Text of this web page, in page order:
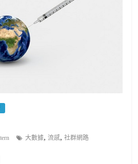
大數據,流感,社群網路